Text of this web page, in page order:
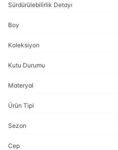
Sürdürülebilirlik Detayı
Boy
Koleksiyon
Kutu Durumu
Materyal
Ürün Tipi
Sezon
Cep